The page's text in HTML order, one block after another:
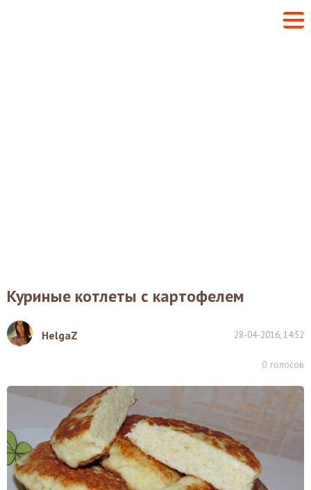
Куриные котлеты с картофелем
HelgaZ 28-04-2016, 14:52
0 голосов